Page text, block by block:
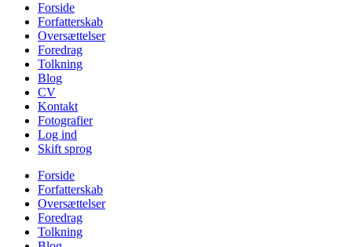
Forside
Forfatterskab
Oversættelser
Foredrag
Tolkning
Blog
CV
Kontakt
Fotografier
Log ind
Skift sprog
Forside
Forfatterskab
Oversættelser
Foredrag
Tolkning